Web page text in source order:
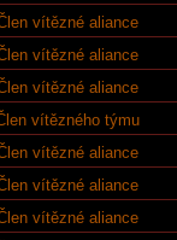
vítězné aliance
vítězné aliance
vítězné aliance
vítězného týmu
vítězné aliance
vítězné aliance
vítězné aliance